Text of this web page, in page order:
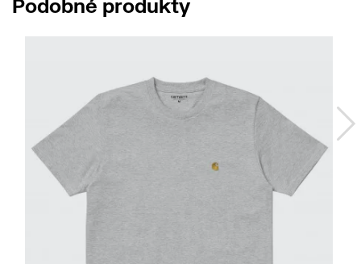
Podobné produkty